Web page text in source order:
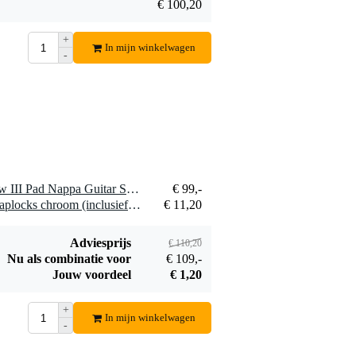
universele
gitaarcapo
€ 5,35
€ 100,20
+
-
In mijn winkelwagen
1 x Richter 1802 Black Raw III Pad Nappa Guitar Strap
€ 99,-
1 x Boston BSL-20-CH straplocks chroom (inclusief schroeven)
€ 11,20
Adviesprijs € 110,20
Nu als combinatie voor
€ 109,-
Jouw voordeel
€ 1,20
+
-
In mijn winkelwagen